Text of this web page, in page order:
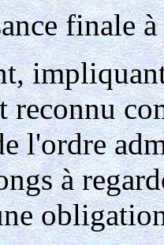
finale
reconnu
l'ordre
à